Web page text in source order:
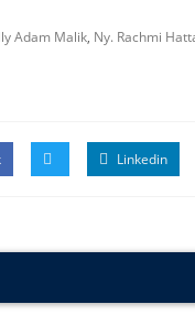
Adam Malik, Ny. Rachmi
Linkedin